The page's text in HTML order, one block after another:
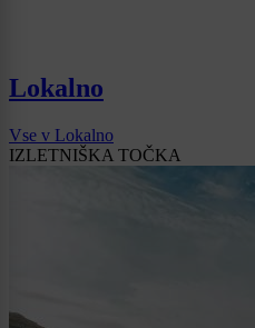
Lokalno
Vse v Lokalno
IZLETNIŠKA TOČKA